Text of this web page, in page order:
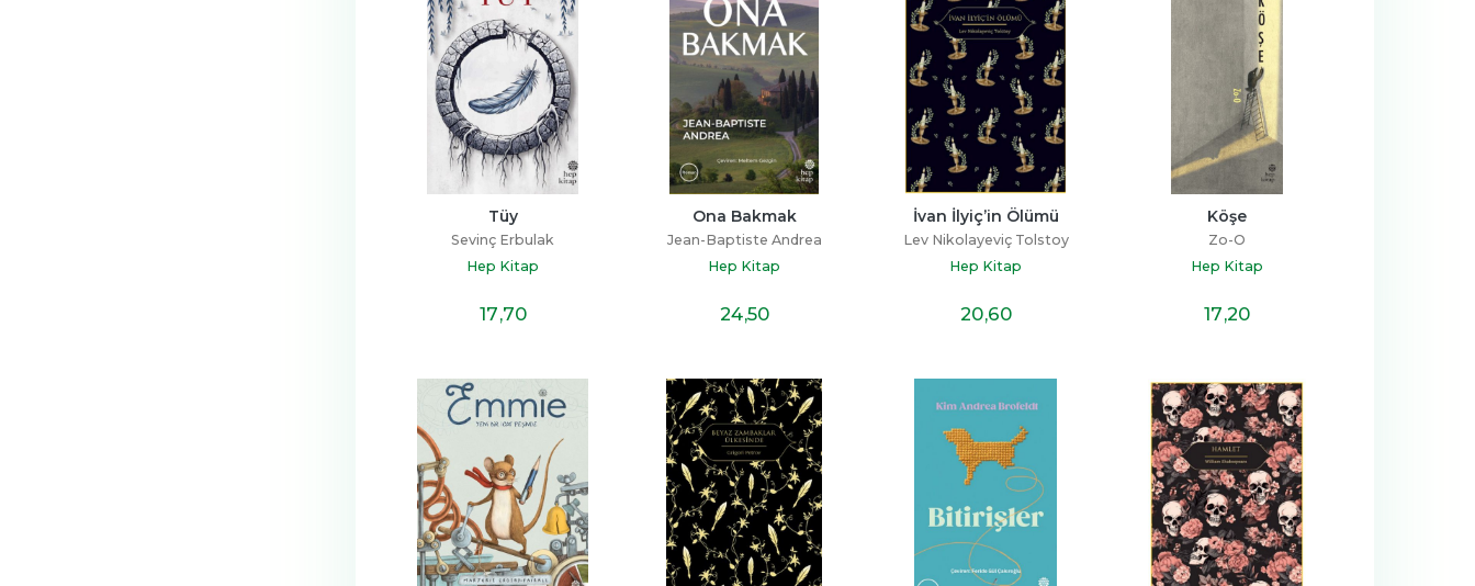
Tüy
Sevinç Erbulak
Hep Kitap
17,70
Ona Bakmak
Jean-Baptiste Andrea
Hep Kitap
24,50
İvan İlyiç’in Ölümü
Lev Nikolayeviç Tolstoy
Hep Kitap
20,60
Köşe
Zo-O
Hep Kitap
17,20